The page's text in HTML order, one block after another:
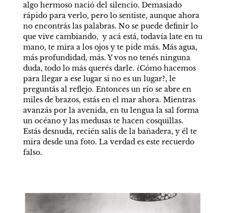
algo hermoso nació del silencio. Demasiado
rápido para verlo, pero lo sentiste, aunque ahora
no encontrás las palabras. No se puede definir lo
que vive cambiando,  y acá está, todavía late en tu
mano, te mira a los ojos y te pide más. Más agua,
más profundidad, más. Y vos no tenés ninguna
duda, todo lo más querés darle. ¿Cómo hacemos
para llegar a ese lugar si no es un lugar?, le
preguntás al reflejo. Entonces un río se abre en
miles de brazos, estás en el mar ahora. Mientras
avanzás por la avenida, en tu lengua la sal forma
un océano y las medusas te hacen cosquillas.
Estás desnuda, recién salís de la bañadera, y él te
mira desde una foto. La verdad es este recuerdo
falso.